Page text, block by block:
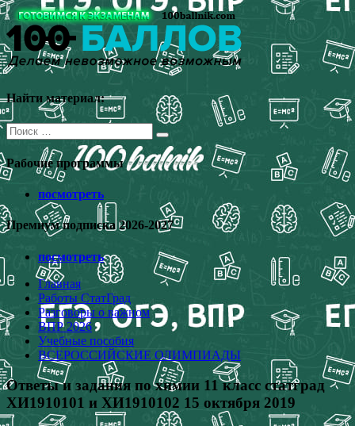
Перейти
к
содержимому
Найти материал:
Поиск
для:
Рабочие программы
посмотреть
Премиум подписка 2026-2027
посмотреть
Главная
Работы СтатГрад
Разговоры о важном
ВПР 2026
Учебные пособия
ВСЕРОССИЙСКИЕ ОЛИМПИАДЫ
Ответы и задания по химии 11 класс статград
ХИ1910101 и ХИ1910102 15 октября 2019